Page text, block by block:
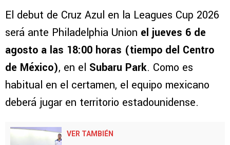
El debut de Cruz Azul en la Leagues Cup 2026
será ante Philadelphia Union el jueves 6 de
agosto a las 18:00 horas (tiempo del Centro
de México), en el Subaru Park. Como es
habitual en el certamen, el equipo mexicano
deberá jugar en territorio estadounidense.
VER TAMBIÉN